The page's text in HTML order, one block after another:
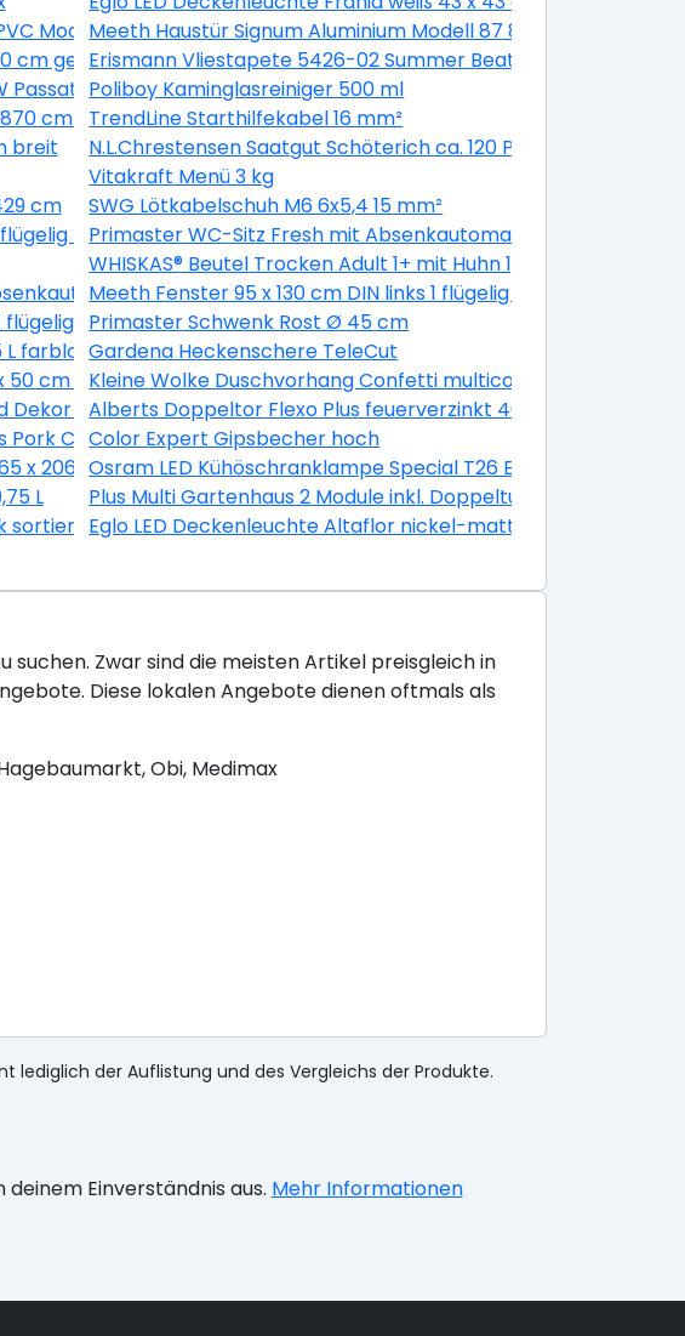
Modell 70 88 x 200 cm, DIN rechts, weiß/titan
Meeth Haustür Signum Aluminium Modell 87 88 x 200 cm, DIN
cm gehärtetes 8 mm Glas
Erismann Vliestapete 5426-02 Summer Beat floral beige 10,05
Passat (B6) Variant
Poliboy Kaminglasreiniger 500 ml
cm mit EPDM-Dach
TrendLine Starthilfekabel 16 mm²
breit
N.L.Chrestensen Saatgut Schöterich ca. 120 Pflanzen
Vitakraft Menü 3 kg
cm
SWG Lötkabelschuh M6 6x5,4 15 mm²
Dreh-Kipp weiß
Primaster WC-Sitz Fresh mit Absenkautomatik
WHISKAS® Beutel Trocken Adult 1+ mit Huhn 1,9 kg 1,9 kg
Meeth Fenster 95 x 130 cm DIN links 1 flügelig Dreh-Kipp
flügelig Dreh-Kipp golden Oak
Primaster Schwenk Rost Ø 45 cm
L farblos mattGardena Heckenschere TeleCut
50 cm x 7 cm, grau, anthrazit
Kleine Wolke Duschvorhang Confetti multicolor, 180 x 200 cm
150 x 255 x 0,3 cm
Alberts Doppeltor Flexo Plus feuerverzinkt 400 x 160 cm
Pork Chop 3 Stück
Color Expert Gipsbecher hoch
x 206 cmOsram LED Kühöschranklampe Special T26 E14 2,3W
L
Plus Multi Gartenhaus 2 Module inkl. Doppeltür 10,5 m²
sortiert Eglo LED Deckenleuchte Altaflor nickel-matt 65 x 30 cm
Zwar sind die meisten Artikel preisgleich in
Diese lokalen Angebote dienen oftmals als
Obi, Medimax
lediglich der Auflistung und des Vergleichs der Produkte.
Einverständnis aus. Mehr Informationen